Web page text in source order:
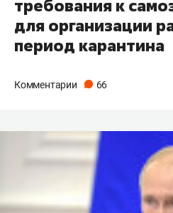
требования к
для организации
период карантина
Комментарии 66